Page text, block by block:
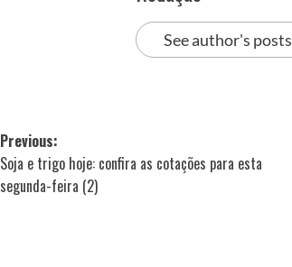
See author's posts
Post
navigation
Previous:
Soja e trigo hoje: confira as cotações para esta
segunda-feira (2)